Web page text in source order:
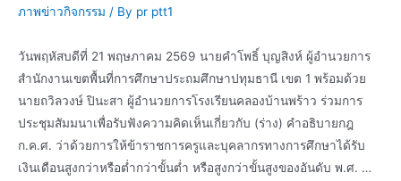
ภาพข่าวกิจกรรม / By pr ptt1
วันพฤหัสบดีที่ 21 พฤษภาคม 2569 นายคำโพธิ์ บุญสิงห์ ผู้อำนวยการ
สำนักงานเขตพื้นที่การศึกษาประถมศึกษาปทุมธานี เขต 1 พร้อมด้วย
นายถวิลวงษ์ ปินะสา ผู้อำนวยการโรงเรียนคลองบ้านพร้าว ร่วมการ
ประชุมสัมมนาเพื่อรับฟังความคิดเห็นเกี่ยวกับ (ร่าง) คำอธิบายกฎ
ก.ค.ศ. ว่าด้วยการให้ข้าราชการครูและบุคลากรทางการศึกษาได้รับ
เงินเดือนสูงกว่าหรือต่ำกว่าขั้นต่ำ หรือสูงกว่าขั้นสูงของอันดับ พ.ศ. …